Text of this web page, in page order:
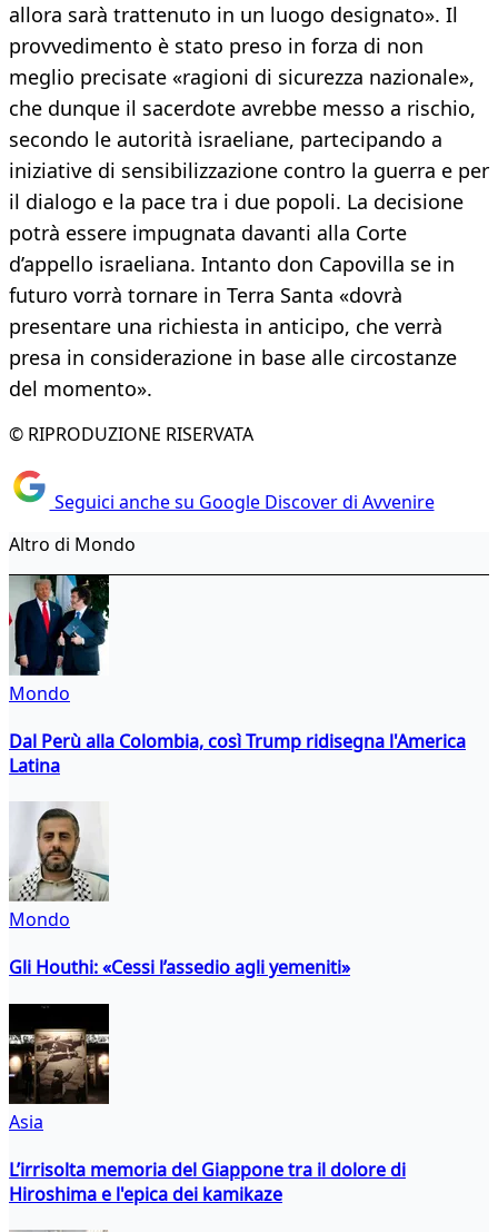
allora sarà trattenuto in un luogo designato». Il
provvedimento è stato preso in forza di non
meglio precisate «ragioni di sicurezza nazionale»,
che dunque il sacerdote avrebbe messo a rischio,
secondo le autorità israeliane, partecipando a
iniziative di sensibilizzazione contro la guerra e per
il dialogo e la pace tra i due popoli. La decisione
potrà essere impugnata davanti alla Corte
d’appello israeliana. Intanto don Capovilla se in
futuro vorrà tornare in Terra Santa «dovrà
presentare una richiesta in anticipo, che verrà
presa in considerazione in base alle circostanze
del momento».
© RIPRODUZIONE RISERVATA
Seguici anche su Google Discover di Avvenire
Altro di Mondo
Mondo
Dal Perù alla Colombia, così Trump ridisegna l'America
Latina
Mondo
Gli Houthi: «Cessi l’assedio agli yemeniti»
Asia
L’irrisolta memoria del Giappone tra il dolore di
Hiroshima e l'epica dei kamikaze